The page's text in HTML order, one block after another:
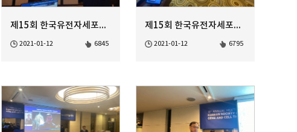
제15회 한국유전자세포치료학회 정기학술대회
2021-01-12 6845
제15회 한국유전자세포치료학회 정기학술대회
2021-01-12 6795